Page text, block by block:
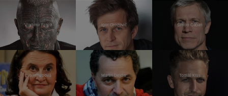
Vladimír Franz Igor Orozovič Šimon Caban
Eva Holubová Martin Dejdar Tomáš Klus